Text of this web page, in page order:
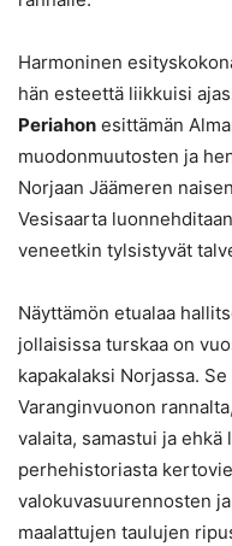
Harmoninen
hän esteettä liikkuisi
Periahon esittämän
muodonmuutosten ja
Norjaan Jäämeren
Vesisaarta
veneetkin tylsistyvät
Näyttämön etualaa
jollaisissa turskaa on
kapakalaksi Norjassa.
Varanginvuonon
valaita, samastui ja
perhehistoriasta
valokuvasuurennosten
maalattujen taulujen